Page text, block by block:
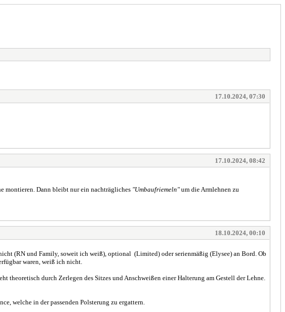
17.10.2024, 07:30
17.10.2024, 08:42
montieren. Dann bleibt nur ein nachträgliches "Umbaufriemeln"um die Armlehnen zu
18.10.2024, 00:10
(RN und Family, soweit ich weiß), optional (Limited) oder serienmäßig (Elysee) an Bord. Ob
waren, weiß ich nicht.
theoretisch durch Zerlegen des Sitzes und Anschweißen einer Halterung am Gestell der Lehne.
welche in der passenden Polsterung zu ergattern.